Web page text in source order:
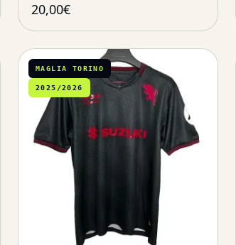
20,00€
MAGLIA TORINO
2025/2026